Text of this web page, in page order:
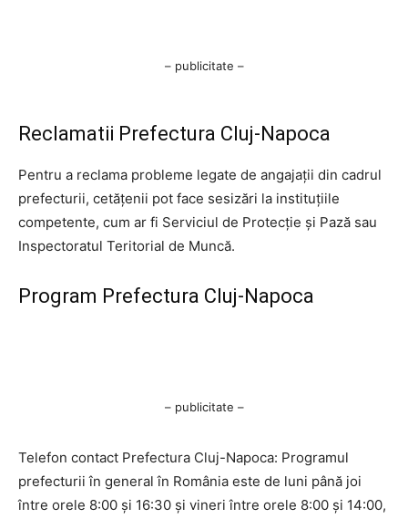
– publicitate –
Reclamatii Prefectura Cluj-Napoca
Pentru a reclama probleme legate de angajații din cadrul
prefecturii, cetățenii pot face sesizări la instituțiile
competente, cum ar fi Serviciul de Protecție și Pază sau
Inspectoratul Teritorial de Muncă.
Program Prefectura Cluj-Napoca
– publicitate –
Telefon contact Prefectura Cluj-Napoca: Programul
prefecturii în general în România este de luni până joi
între orele 8:00 și 16:30 și vineri între orele 8:00 și 14:00,